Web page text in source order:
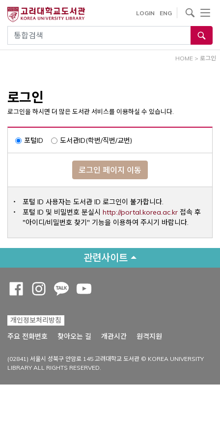
건
통합검색
LOGIN ENG
사이트내 검색
HOME > 로그인
로그인
로그인을 하시면 더 많은 도서관 서비스를 이용하실 수 있습니다.
포털ID 도서관ID(학번/직번/교번)
로그인 페이지 이동
포털 ID 사용자는 도서관 ID 로그인이 불가합니다.
포털 ID 및 비밀번호 분실시 http://portal.korea.ac.krOpens a
접속 후
"아이디/비밀번호 찾기" 기능을 이용하여 주시기 바랍니다.
관련사이트
개인정보처리방침
주요 전화번호
찾아오는 길 개관시간 원격지원
(02841) 서울시 성북구 안암로 145 고려대학교 도서관 © KOREA UNIVERSITY
LIBRARY ALL RIGHTS RESERVED.
Opens a new window
Opens a new window
Opens a new window